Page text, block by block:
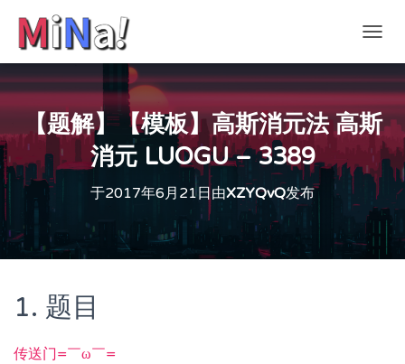
换
导
航
【题解】【模板】高斯消元法 高斯
消元 LUOGU – 3389
于2017年6月21日由XZYQvQ发布
1. 题目
传送门=￣ω￣=